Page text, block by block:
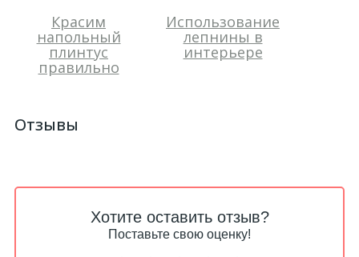
Красим
напольный
плинтус
правильно
Использование
лепнины в
интерьере
Отзывы
Хотите оставить отзыв?
Поставьте свою оценку!